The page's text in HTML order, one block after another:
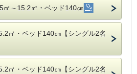
㎡～15.2㎡・ベッド140㎝
㎡・ベッド140㎝【シングル2名
㎡・ベッド140㎝【シングル2名